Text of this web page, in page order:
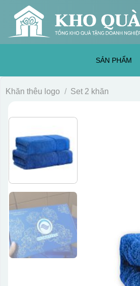
content
SẢN PHẨM
Khăn thêu logo / Set 2 khăn